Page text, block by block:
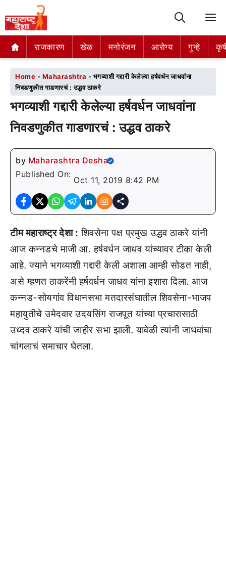
राजकारण खेळ मनोरंजन आरोग्य गुन्हे
राजकारण खेळ मनोरंजन आरोग्य गुन्हे
Home - Maharashtra - भगव्याशी गद्दारी केलेल्या हर्षवर्धन जाधवांना
निवडणुकीत गाडणारचं : उद्धव ठाकरे
भगव्याशी गद्दारी केलेल्या हर्षवर्धन जाधवांना
निवडणुकीत गाडणारचं : उद्धव ठाकरे
by Maharashtra Desha
Published On:
Oct 11, 2019 8:42 PM
टीम महाराष्ट्र देशा : शिवसेना पक्ष प्रमुख उद्धव ठाकरे यांनी
आज कन्नडचे माजी आ. हर्षवर्धन जाधव यांच्यावर टीका केली
आहे. ज्याने भगव्याशी गद्दारी केली अशाला आम्ही सोडत नाही,
असे म्हणत ठाकरेंनी हर्षवर्धन जाधव यांना इशारा दिला. आज
कन्नड-सोयगांव विधानसभा मतदारसंघातील शिवसेना-भाजप
महायुतीचे उमेदवार उदयसिंग राजपूत यांच्या प्रचारासाठी
उध्दव ठाकरे यांची जाहीर सभा झाली. यावेळी त्यांनी जाधवांचा
चांगलाचं समाचार घेतला.